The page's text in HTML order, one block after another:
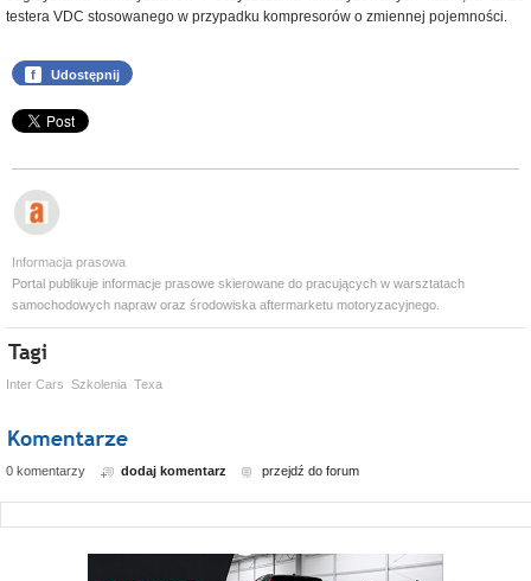
testera VDC stosowanego w przypadku kompresorów o zmiennej pojemności.
f Udostępnij
Informacja prasowa
Portal publikuje informacje prasowe skierowane do pracujących w warsztatach
samochodowych napraw oraz środowiska aftermarketu motoryzacyjnego.
Inter Cars Szkolenia Texa
0 komentarzy dodaj komentarz przejdź do forum